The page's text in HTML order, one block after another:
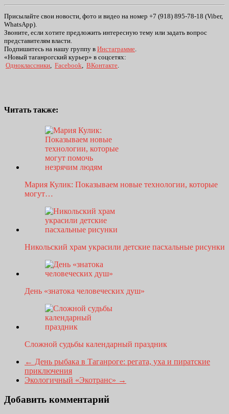
Присылайте свои новости, фото и видео на номер +7 (918) 895-78-18 (Viber,
WhatsApp).
Звоните, если хотите предложить интересную тему или задать вопрос
представителям власти.
Подпишитесь на нашу группу в Инстаграмме.
«Новый таганрогский курьер» в соцсетях:
Одноклассники, Facebook, ВКонтакте.
Читать также:
Мария Кулик: Показываем новые технологии, которые
могут…
Никольский храм украсили детские пасхальные рисунки
День «знатока человеческих душ»
Сложной судьбы календарный праздник
← День рыбака в Таганроге: регата, уха и пиратские
приключения
Экологичный «Экотранс» →
Добавить комментарий